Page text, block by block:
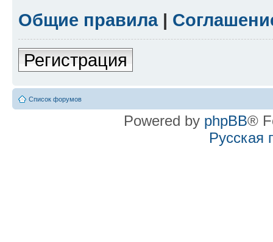
Общие правила|
Регистрация
Список форумов
Powered by phpBB®
Русская